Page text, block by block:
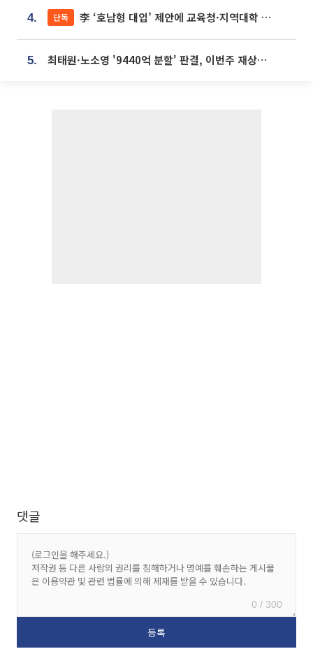
4. 단독 李 ‘호남형 대입’ 제안에 교육청·지역대학 서·논술형 입시 연계 '착수'
5. 최태원·노소영 '9440억 분할' 판결, 이번주 재상고 여부 주목
댓글
0 / 300